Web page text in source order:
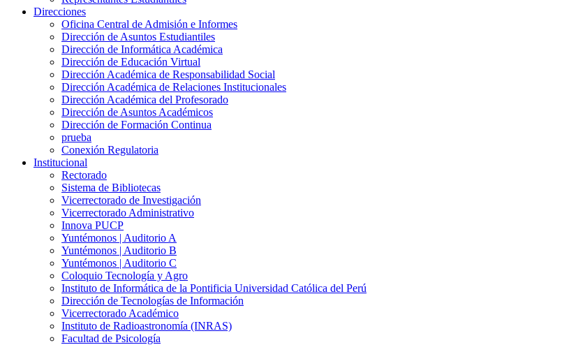
Direcciones
Oficina Central de Admisión e Informes
Dirección de Asuntos Estudiantiles
Dirección de Informática Académica
Dirección de Educación Virtual
Dirección Académica de Responsabilidad Social
Dirección Académica de Relaciones Institucionales
Dirección Académica del Profesorado
Dirección de Asuntos Académicos
Dirección de Formación Continua
prueba
Conexión Regulatoria
Institucional
Rectorado
Sistema de Bibliotecas
Vicerrectorado de Investigación
Vicerrectorado Administrativo
Innova PUCP
Yuntémonos | Auditorio A
Yuntémonos | Auditorio B
Yuntémonos | Auditorio C
Coloquio Tecnología y Agro
Instituto de Informática de la Pontificia Universidad Católica del Perú
Dirección de Tecnologías de Información
Vicerrectorado Académico
Instituto de Radioastronomía (INRAS)
Facultad de Psicología